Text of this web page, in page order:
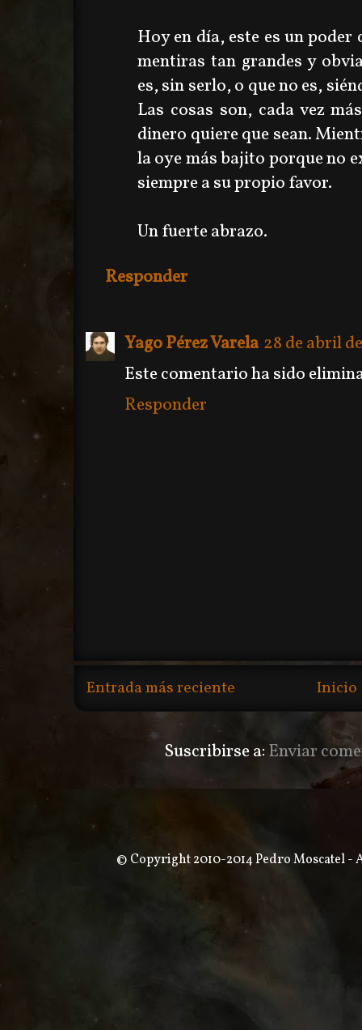
Hoy en día, este es un poder
mentiras tan grandes y
es, sin serlo, o que no es,
Las cosas son, cada vez
dinero quiere que sean.
la oye más bajito porque no
siempre a su propio favor.
Un fuerte abrazo.
Responder
Yago Pérez Varela 28 de abril
Este comentario ha sido
Responder
Entrada más reciente Inicio
Suscribirse a:Enviar
© Copyright 2010-2014 Pedro Moscatel -